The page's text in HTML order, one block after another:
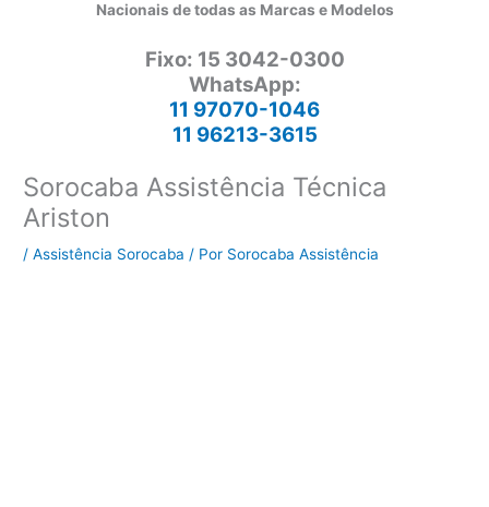
Nacionais de todas as Marcas e Modelos
Fixo: 15 3042-0300
WhatsApp:
11 97070-1046
11 96213-3615
Sorocaba Assistência Técnica
Ariston
/Assistência Sorocaba / Por Sorocaba Assistência